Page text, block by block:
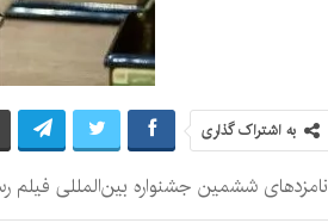
به اشتراک گذاری
نامزدهای ششمین جشنواره بین‌المللی فیلم